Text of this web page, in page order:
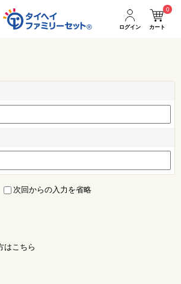
ログイン カート
0
次回からの入力を省略
はこちら